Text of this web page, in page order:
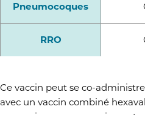
Pneumocoques
RRO
Ce vaccin peut se co-
avec un vaccin combiné